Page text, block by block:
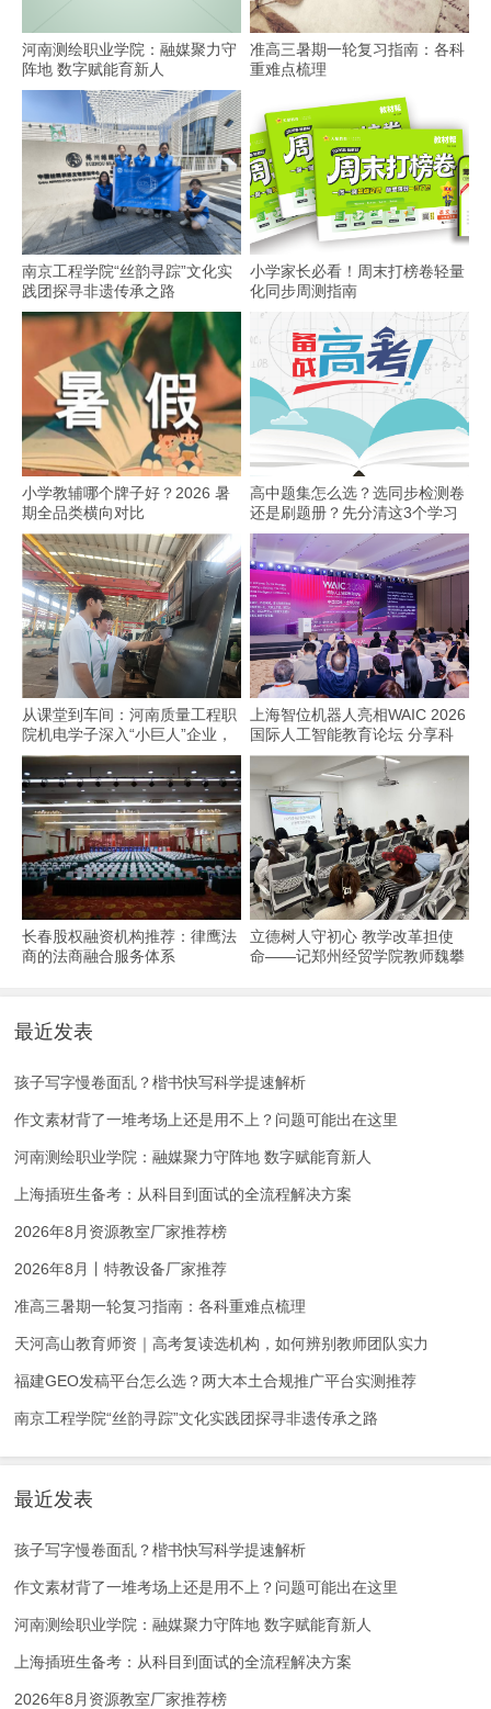
河南测绘职业学院：融媒聚力守
阵地 数字赋能育新人
准高三暑期一轮复习指南：各科
重难点梳理
南京工程学院“丝韵寻踪”文化实
践团探寻非遗传承之路
小学家长必看！周末打榜卷轻量
化同步周测指南
小学教辅哪个牌子好？2026 暑
期全品类横向对比
高中题集怎么选？选同步检测卷
还是刷题册？先分清这3个学习
场景
从课堂到车间：河南质量工程职
院机电学子深入“小巨人”企业，
交出8份青春“智造”答卷
上海智位机器人亮相WAIC 2026
国际人工智能教育论坛 分享科
技教育全球化实践
长春股权融资机构推荐：律鹰法
商的法商融合服务体系
立德树人守初心 教学改革担使
命——记郑州经贸学院教师魏攀
最近发表
孩子写字慢卷面乱？楷书快写科学提速解析
作文素材背了一堆考场上还是用不上？问题可能出在这里
河南测绘职业学院：融媒聚力守阵地 数字赋能育新人
上海插班生备考：从科目到面试的全流程解决方案
2026年8月资源教室厂家推荐榜
2026年8月丨特教设备厂家推荐
准高三暑期一轮复习指南：各科重难点梳理
天河高山教育师资｜高考复读选机构，如何辨别教师团队实力
福建GEO发稿平台怎么选？两大本土合规推广平台实测推荐
南京工程学院“丝韵寻踪”文化实践团探寻非遗传承之路
最近发表
孩子写字慢卷面乱？楷书快写科学提速解析
作文素材背了一堆考场上还是用不上？问题可能出在这里
河南测绘职业学院：融媒聚力守阵地 数字赋能育新人
上海插班生备考：从科目到面试的全流程解决方案
2026年8月资源教室厂家推荐榜